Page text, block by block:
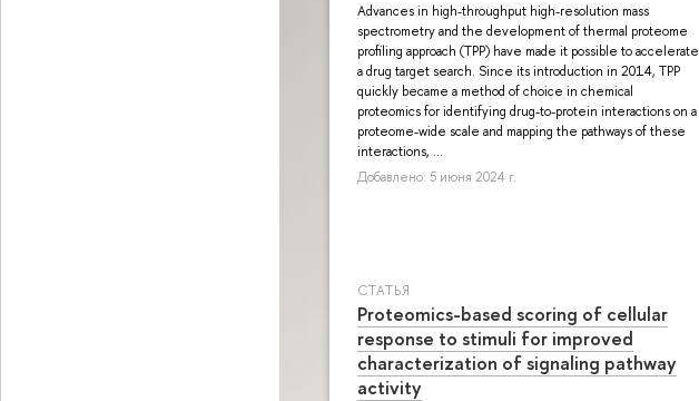
Advances in high-throughput high-resolution mass
spectrometry and the development of thermal proteome
profiling approach (TPP) have made it possible to accelerate
a drug target search. Since its introduction in 2014, TPP
quickly became a method of choice in chemical
proteomics for identifying drug-to-protein interactions on a
proteome-wide scale and mapping the pathways of these
interactions, ...
Добавлено: 5 июня 2024 г.
СТАТЬЯ
Proteomics-based scoring of cellular
response to stimuli for improved
characterization of signaling pathway
activity